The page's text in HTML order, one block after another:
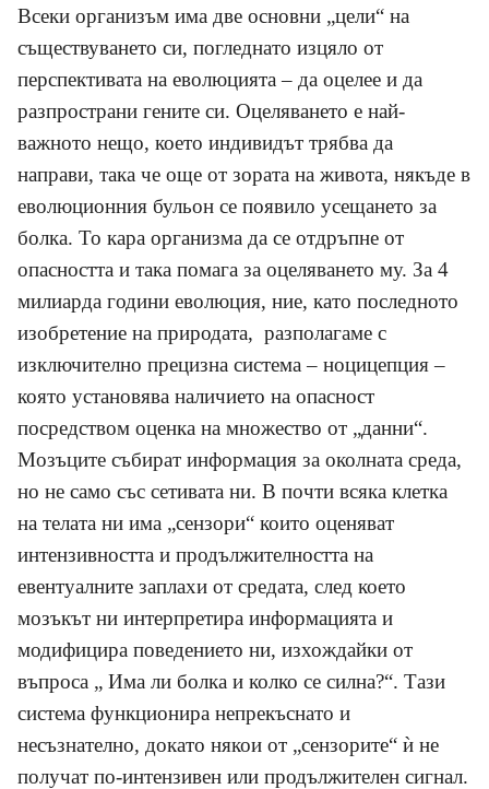
Всеки организъм има две основни „цели“ на
съществуването си, погледнато изцяло от
перспективата на еволюцията – да оцелее и да
разпространи гените си. Оцеляването е най-
важното нещо, което индивидът трябва да
направи, така че още от зората на живота, някъде в
еволюционния бульон се появило усещането за
болка. То кара организма да се отдръпне от
опасността и така помага за оцеляването му. За 4
милиарда години еволюция, ние, като последното
изобретение на природата, разполагаме с
изключително прецизна система – ноцицепция –
която установява наличието на опасност
посредством оценка на множество от „данни“.
Мозъците събират информация за околната среда,
но не само със сетивата ни. В почти всяка клетка
на телата ни има „сензори“ които оценяват
интензивността и продължителността на
евентуалните заплахи от средата, след което
мозъкът ни интерпретира информацията и
модифицира поведението ни, изхождайки от
въпроса „ Има ли болка и колко се силна?“. Тази
система функционира непрекъснато и
несъзнателно, докато някои от „сензорите“ ѝ не
получат по-интензивен или продължителен сигнал.